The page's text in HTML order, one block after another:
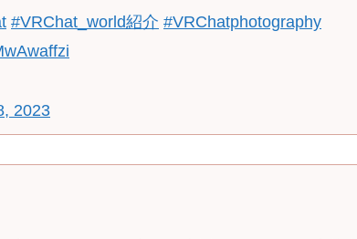
#VRChat_world紹介 #VRChatphotography
2023